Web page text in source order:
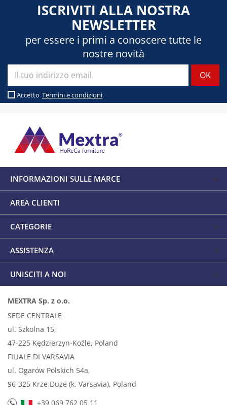
ISCRIVITI ALLA NOSTRA
NEWSLETTER
per essere i primi a conoscere tutte le
nostre novità
Accetto Termini e condizioni
INFORMAZIONI SULLE MARCE
AREA CLIENTI
CATEGORIE
ASSISTENZA
UNISCITI A NOI
MEXTRA Sp. z o.o.
SEDE CENTRALE
ul. Szkolna 15,
47-225 Kędzierzyn-Koźle, Poland
FILIALE DI VARSAVIA
ul. Ogarów Polskich 54a,
96-325 Krze Duże (k. Varsavia), Poland
+39 069 762 05 11